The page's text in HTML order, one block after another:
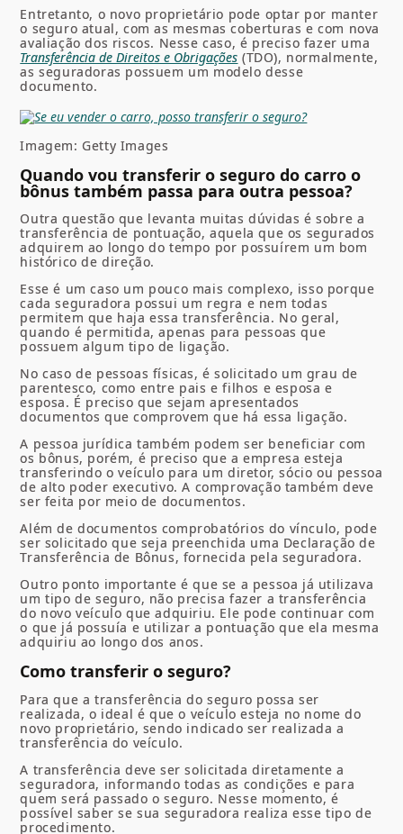
Entretanto, o novo proprietário pode optar por manter
o seguro atual, com as mesmas coberturas e com nova
avaliação dos riscos. Nesse caso, é preciso fazer uma
Transferência de Direitos e Obrigações (TDO), normalmente,
as seguradoras possuem um modelo desse
documento.
Imagem: Getty Images
Quando vou transferir o seguro do carro o
bônus também passa para outra pessoa?
Outra questão que levanta muitas dúvidas é sobre a
transferência de pontuação, aquela que os segurados
adquirem ao longo do tempo por possuírem um bom
histórico de direção.
Esse é um caso um pouco mais complexo, isso porque
cada seguradora possui um regra e nem todas
permitem que haja essa transferência. No geral,
quando é permitida, apenas para pessoas que
possuem algum tipo de ligação.
No caso de pessoas físicas, é solicitado um grau de
parentesco, como entre pais e filhos e esposa e
esposa. É preciso que sejam apresentados
documentos que comprovem que há essa ligação.
A pessoa jurídica também podem ser beneficiar com
os bônus, porém, é preciso que a empresa esteja
transferindo o veículo para um diretor, sócio ou pessoa
de alto poder executivo. A comprovação também deve
ser feita por meio de documentos.
Além de documentos comprobatórios do vínculo, pode
ser solicitado que seja preenchida uma Declaração de
Transferência de Bônus, fornecida pela seguradora.
Outro ponto importante é que se a pessoa já utilizava
um tipo de seguro, não precisa fazer a transferência
do novo veículo que adquiriu. Ele pode continuar com
o que já possuía e utilizar a pontuação que ela mesma
adquiriu ao longo dos anos.
Como transferir o seguro?
Para que a transferência do seguro possa ser
realizada, o ideal é que o veículo esteja no nome do
novo proprietário, sendo indicado ser realizada a
transferência do veículo.
A transferência deve ser solicitada diretamente a
seguradora, informando todas as condições e para
quem será passado o seguro. Nesse momento, é
possível saber se sua seguradora realiza esse tipo de
procedimento.